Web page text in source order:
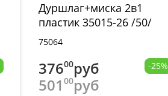
Дуршлаг+миска 2в1
пластик 35015-26 /50/
75064
37600руб
50100руб
-25%